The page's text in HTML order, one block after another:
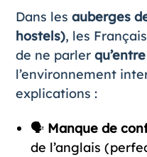
Dans les auberges
hostels), les
de ne parler
l’environnement
explications :
🗣️ Manque de
de l’anglais